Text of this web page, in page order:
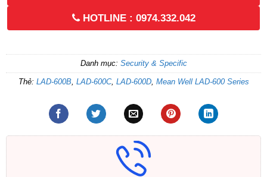
HOTLINE : 0974.332.042
Danh mục: Security & Specific
Thẻ: LAD-600B, LAD-600C, LAD-600D, Mean Well LAD-600 Series